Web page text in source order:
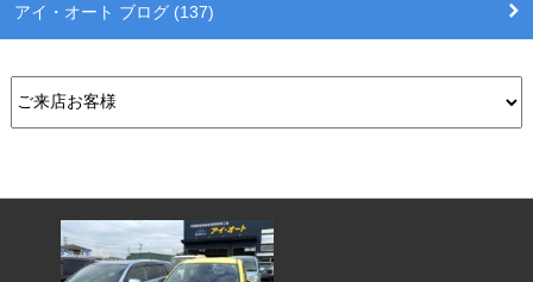
アイ・オート ブログ (137)